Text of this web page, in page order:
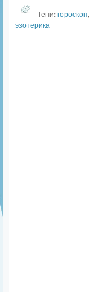
Тени:гороскоп
эзотерика